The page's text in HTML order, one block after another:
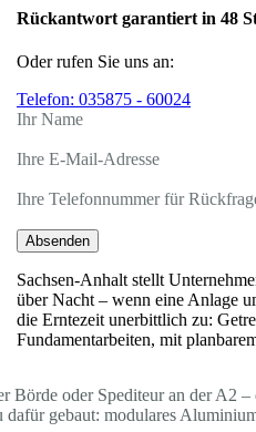
Rückantwort garantiert in 48
Oder rufen Sie uns an:
Telefon: 035875 - 60024
Ihr Name
Ihre E-Mail-Adresse
Ihre Telefonnummer für
Absenden
Sachsen-Anhalt stellt
über Nacht – wenn eine Anlage
die Erntezeit unerbittlich zu:
Fundamentarbeiten, mit
oder Spediteur an der A2
gebaut: modulares